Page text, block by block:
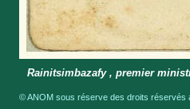
Rainitsimbazafy , premier
© ANOM sous réserve des droits réservés